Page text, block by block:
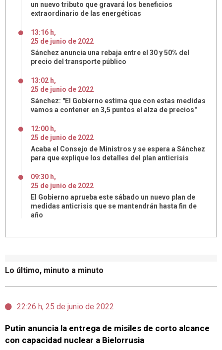
Lo último, minuto a minuto
22:26 h, 25 de junio de 2022
Putin anuncia la entrega de misiles de corto alcance
con capacidad nuclear a Bielorrusia
un nuevo tributo que gravará los beneficios
extraordinario de las energéticas
13:16 h,
25 de junio de 2022
Sánchez anuncia una rebaja entre el 30 y 50% del
precio del transporte público
13:02 h,
25 de junio de 2022
Sánchez: "El Gobierno estima que con estas medidas
vamos a contener en 3,5 puntos el alza de precios"
12:00 h,
25 de junio de 2022
Acaba el Consejo de Ministros y se espera a Sánchez
para que explique los detalles del plan anticrisis
09:30 h,
25 de junio de 2022
El Gobierno aprueba este sábado un nuevo plan de
medidas anticrisis que se mantendrán hasta fin de
año